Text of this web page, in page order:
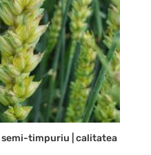
semi-timpuriu | calitatea